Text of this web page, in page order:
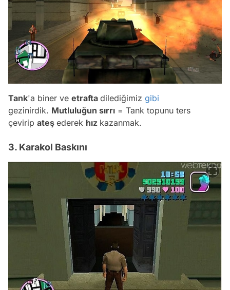
Tank'a biner ve etrafta dilediğimiz gibi
gezinirdik. Mutluluğun sırrı = Tank topunu ters
çevirip ateş ederek hız kazanmak.
3. Karakol Baskını